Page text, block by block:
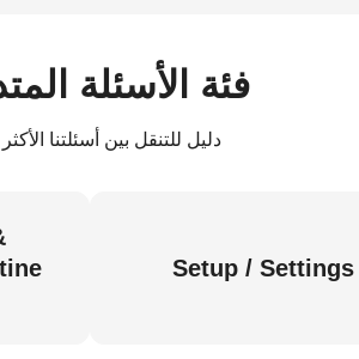
فئة الأسئلة
دليل للتنقل بين أسئلتنا الأكثر
Setup / Settings